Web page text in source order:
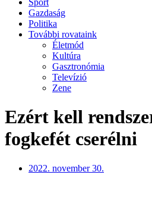
Gazdaság
Politika
További rovataink
Életmód
Kultúra
Gasztronómia
Televízió
Zene
Ezért kell
fogkefét cserélni
2022. november 30.